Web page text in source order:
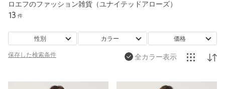
ロエフのファッション雑貨（ユナイテッドアローズ）
13 件
性別 カラー 価格
保存した検索条件 全カラー表示